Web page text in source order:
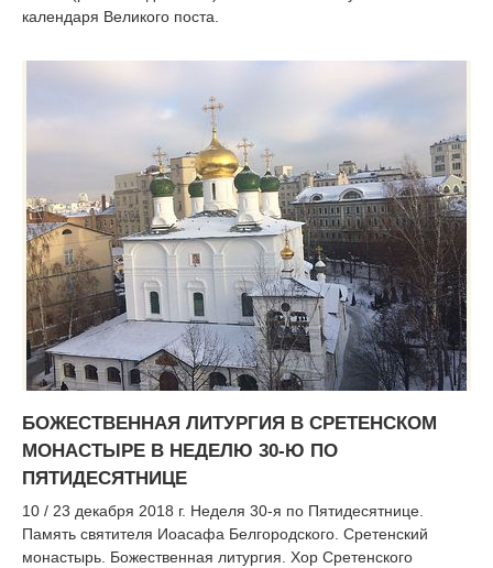
календаря Великого поста.
БОЖЕСТВЕННАЯ ЛИТУРГИЯ В СРЕТЕНСКОМ
МОНАСТЫРЕ В НЕДЕЛЮ 30-Ю ПО
ПЯТИДЕСЯТНИЦЕ
10 / 23 декабря 2018 г. Неделя 30-я по Пятидесятнице.
Память святителя Иоасафа Белгородского. Сретенский
монастырь. Божественная литургия. Хор Сретенского